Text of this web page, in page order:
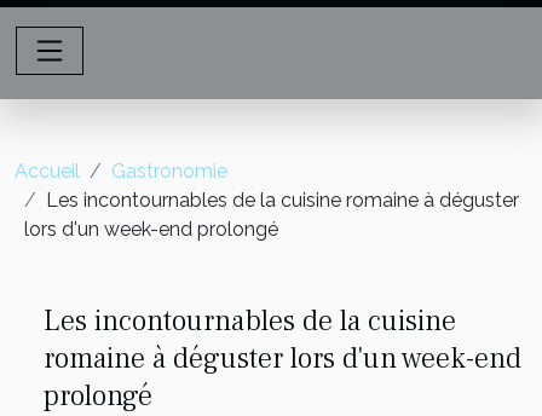
Accueil
Gastronomie
Les incontournables de la cuisine romaine à déguster
lors d'un week-end prolongé
Les incontournables de la cuisine
romaine à déguster lors d'un week-end
prolongé